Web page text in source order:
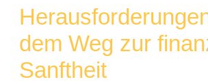
dem Weg zur
Sanftheit